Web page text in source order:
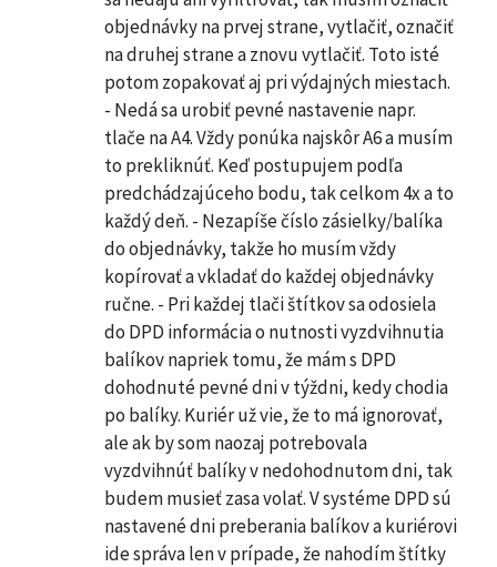
objednávky na prvej strane, vytlačiť, označiť
na druhej strane a znovu vytlačiť. Toto isté
potom zopakovať aj pri výdajných miestach.
- Nedá sa urobiť pevné nastavenie napr.
tlače na A4. Vždy ponúka najskôr A6 a musím
to prekliknúť. Keď postupujem podľa
predchádzajúceho bodu, tak celkom 4x a to
každý deň. - Nezapíše číslo zásielky/balíka
do objednávky, takže ho musím vždy
kopírovať a vkladať do každej objednávky
ručne. - Pri každej tlači štítkov sa odosiela
do DPD informácia o nutnosti vyzdvihnutia
balíkov napriek tomu, že mám s DPD
dohodnuté pevné dni v týždni, kedy chodia
po balíky. Kuriér už vie, že to má ignorovať,
ale ak by som naozaj potrebovala
vyzdvihnúť balíky v nedohodnutom dni, tak
budem musieť zasa volať. V systéme DPD sú
nastavené dni preberania balíkov a kuriérovi
ide správa len v prípade, že nahodím štítky